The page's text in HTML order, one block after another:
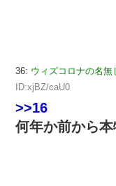
36: ウィズコロナの名無
ID:xjBZ/caU0
>>16
何年か前から